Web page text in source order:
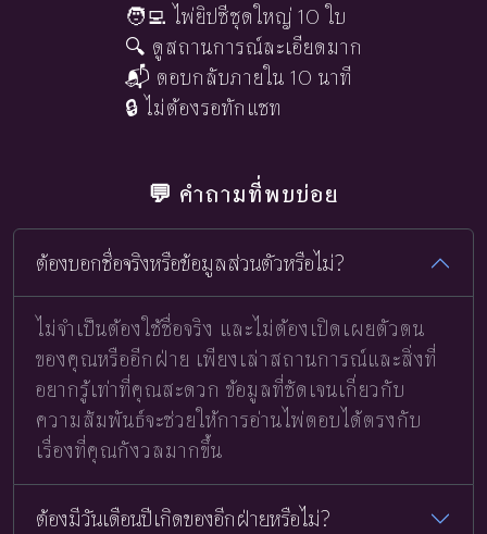
🧑‍💻 ไพ่ยิปซีชุดใหญ่ 10 ใบ
🔍 ดูสถานการณ์ละเอียดมาก
📬 ตอบกลับภายใน 10 นาที
🔒 ไม่ต้องรอทักแชท
💬 คำถามที่พบบ่อย
ต้องบอกชื่อจริงหรือข้อมูลส่วนตัวหรือไม่?
ไม่จำเป็นต้องใช้ชื่อจริง และไม่ต้องเปิดเผยตัวตน
ของคุณหรืออีกฝ่าย เพียงเล่าสถานการณ์และสิ่งที่
อยากรู้เท่าที่คุณสะดวก ข้อมูลที่ชัดเจนเกี่ยวกับ
ความสัมพันธ์จะช่วยให้การอ่านไพ่ตอบได้ตรงกับ
เรื่องที่คุณกังวลมากขึ้น
ต้องมีวันเดือนปีเกิดของอีกฝ่ายหรือไม่?